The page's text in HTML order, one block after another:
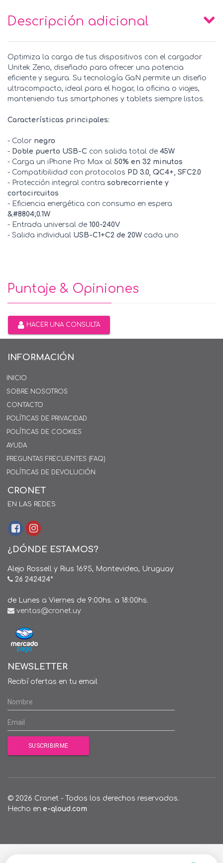
Descripción adicional
Optimiza la carga de tus dispositivos con el cargador
Unitek Zeno, diseñado para ofrecer una potencia
eficiente y segura. Su tecnología GaN permite un diseño
ultracompacto, ideal para el hogar, la oficina o viajes,
manteniendo tus smartphones y tablets siempre listos.
Características principales:
- Color negro
- Doble puerto USB-C con salida total de 45W
- Carga un iPhone Pro Max al 50% en 32 minutos
- Compatibilidad con protocolos PD 3.0, QC4+, SFC2.0
- Protección integral contra sobrecorriente y
cortocircuitos
- Eficiencia energética con consumo en espera
&#8804;0.1W
- Entrada universal de 100-240V
- Salida individual USB-C1+C2 de 20W cada uno
Puntaje & Opiniones
HACER UNA CONSULTA
INFORMACIÓN
INICIO
SOBRE NOSOTROS
CONTACTO
POLÍTICAS DE PRIVACIDAD
POLÍTICAS DE COOKIES
AYUDA
PREGUNTAS FRECUENTES (FAQ)
POLÍTICAS DE DEVOLUCIÓN
CRONET
EN LAS REDES
¿DÓNDE ESTAMOS?
Alejo Rossell y Rius 1695, Montevideo, Uruguay
26 242424*
de Lunes a Viernes de 9:00hs. a 18:00hs.
ventas@cronet.uy
NEWSLETTER
Recibí ofertas en tu email
© 2026 Cronet - Todos los derechos reservados.
Hecho en e-qloud.com